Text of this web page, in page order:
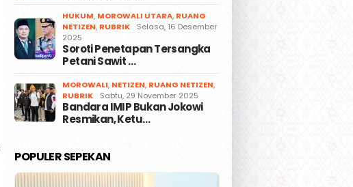
HUKUM, MOROWALI UTARA, RUANG
NETIZEN, RUBRIK
Selasa, 16 Desember
2025
Soroti Penetapan Tersangka
Petani Sawit …
MOROWALI, NETIZEN, RUANG NETIZEN,
RUBRIK
Sabtu, 29 November 2025
Bandara IMIP Bukan Jokowi
Resmikan, Ketu…
POPULER SEPEKAN